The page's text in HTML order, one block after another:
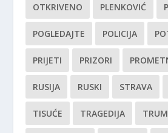
OTKRIVENO PLENKOVIĆ
POGLEDAJTE POLICIJA
PRIJETI PRIZORI
RUSIJA RUSKI STRAVA
TISUĆE TRAGEDIJA